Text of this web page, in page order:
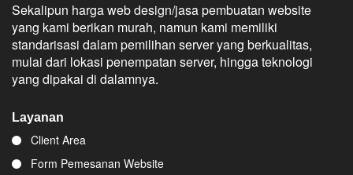
Sekalipun harga web design/jasa pembuatan website
yang kami berikan murah, namun kami memiliki
standarisasi dalam pemilihan server yang berkualitas,
mulai dari lokasi penempatan server, hingga teknologi
yang dipakai di dalamnya.
Layanan
Client Area
Form Pemesanan Website